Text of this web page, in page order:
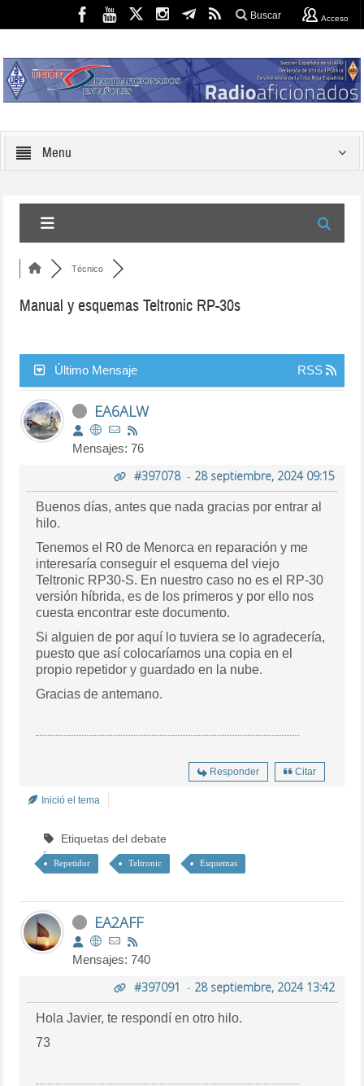
Buscar Acceso
Menu
Técnico
Manual y esquemas Teltronic RP-30s
Último Mensaje RSS
EA6ALW
Mensajes: 76
#397078- 28 septiembre, 2024 09:15
Buenos días, antes que nada gracias por entrar al
hilo.
Tenemos el R0 de Menorca en reparación y me
interesaría conseguir el esquema del viejo
Teltronic RP30-S. En nuestro caso no es el RP-30
versión híbrida, es de los primeros y por ello nos
cuesta encontrar este documento.
Si alguien de por aquí lo tuviera se lo agradecería,
puesto que así colocaríamos una copia en el
propio repetidor y guardado en la nube.
Gracias de antemano.
Responder Citar
Inició el tema
Etiquetas del debate
Repetidor Teltronic Esquemas
EA2AFF
Mensajes: 740
#397091 - 28 septiembre, 2024 13:42
Hola Javier, te respondí en otro hilo.
73